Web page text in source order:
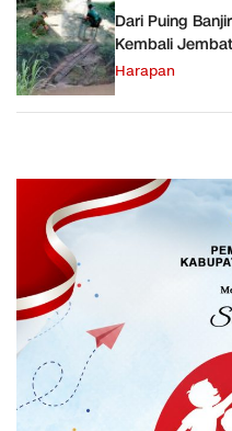
Dari Puing
Kembali
Harapan